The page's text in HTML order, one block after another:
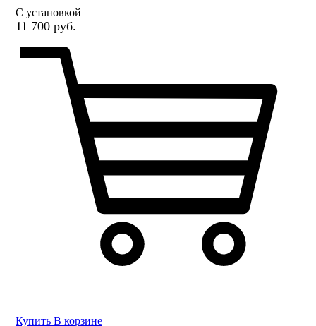
С установкой
11 700 руб.
Купить В корзине